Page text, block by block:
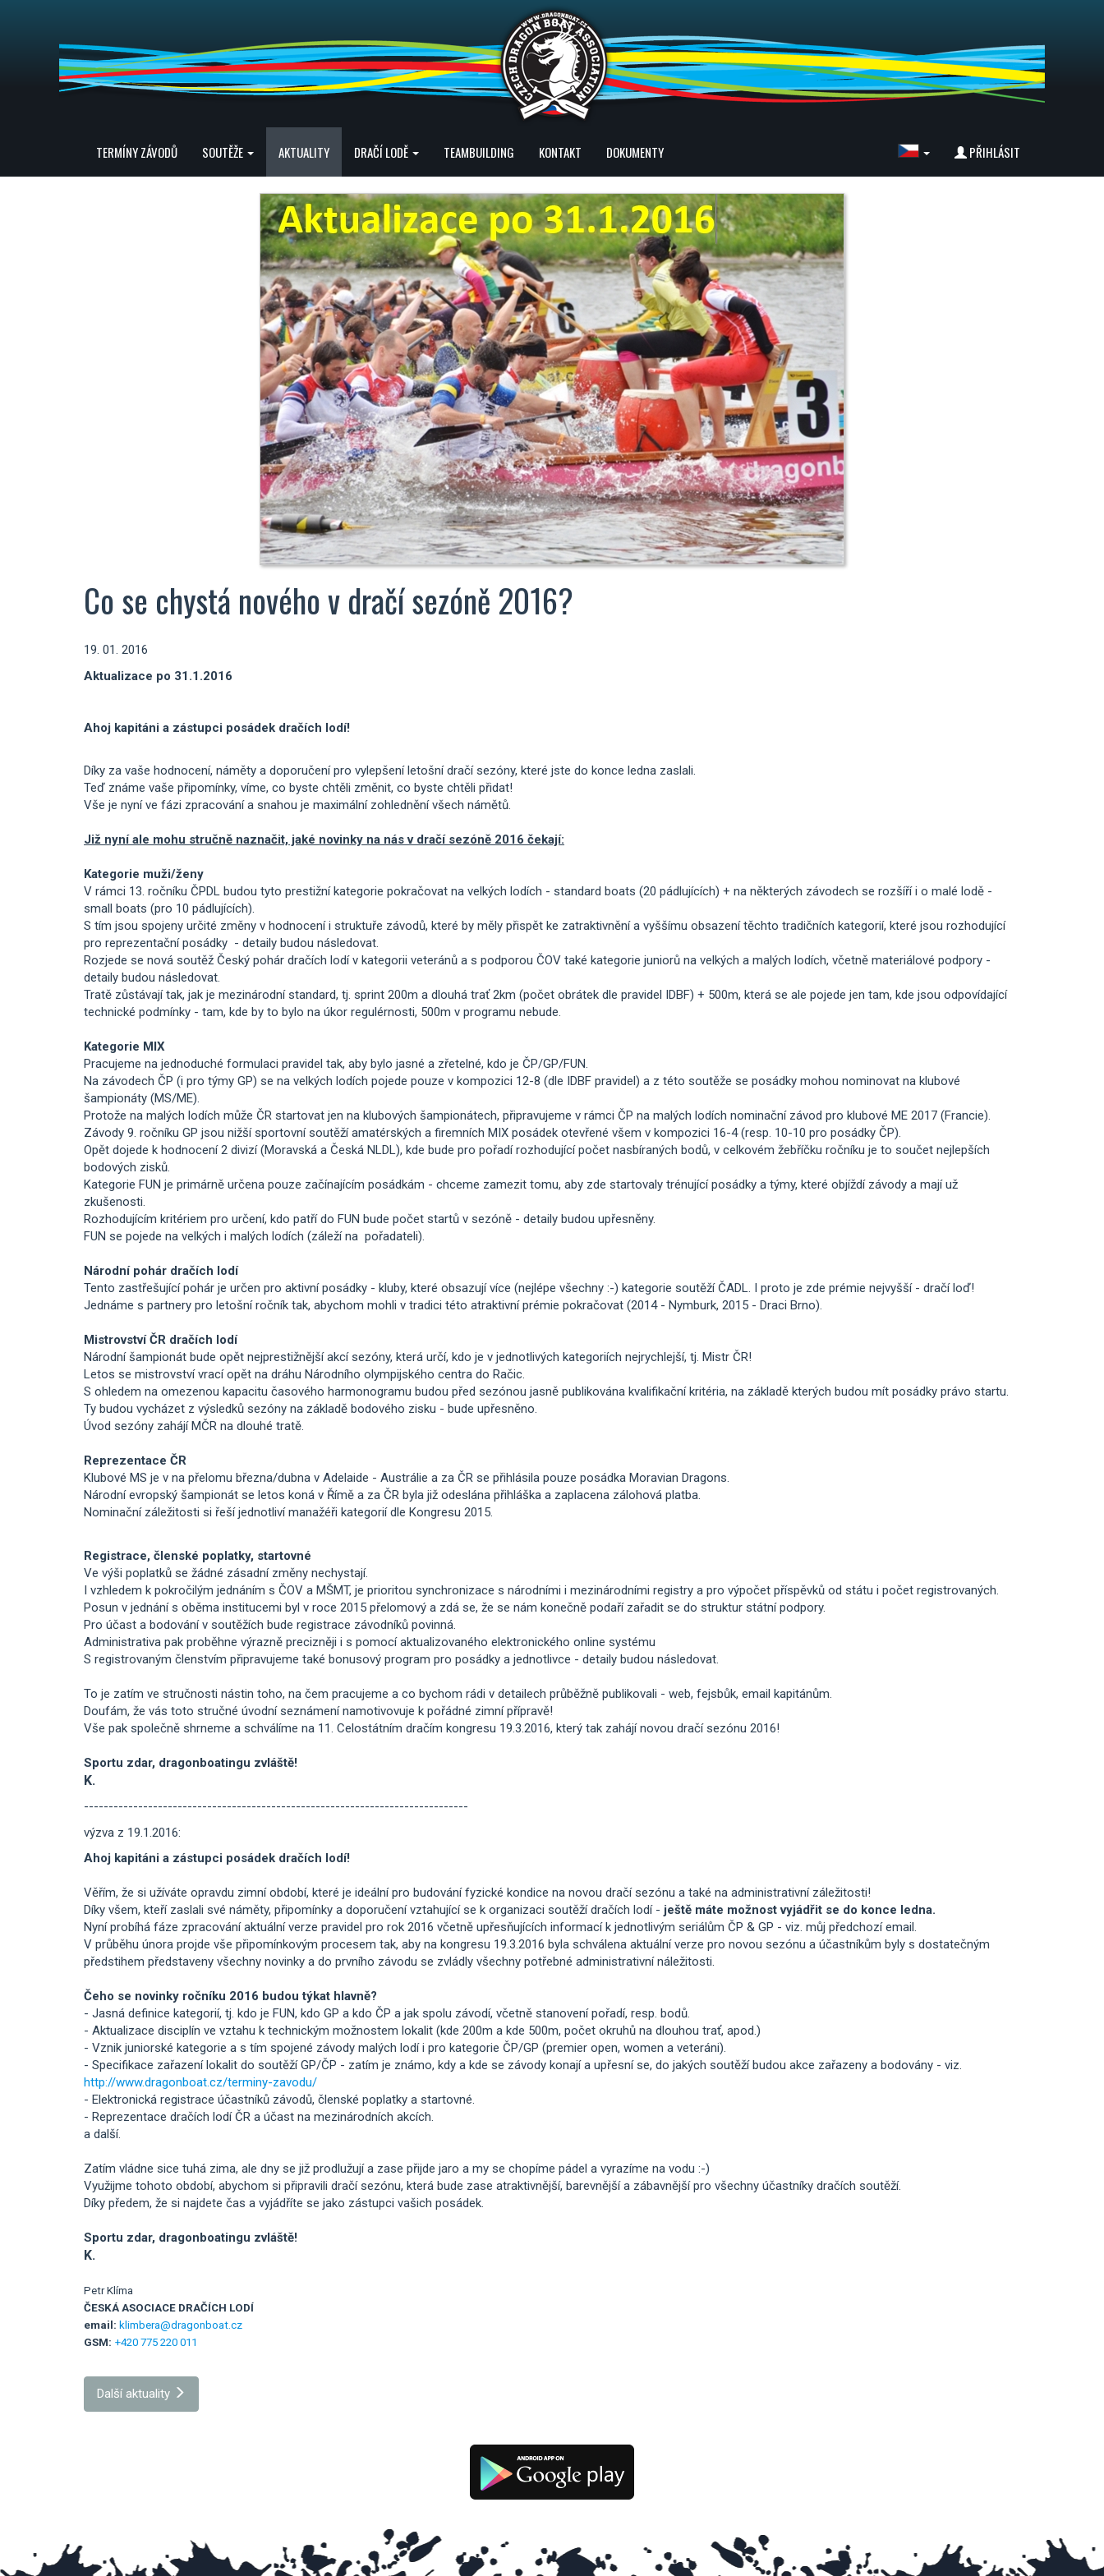
TERMÍNY ZÁVODŮ SOUTĚŽE AKTUALITY DRAČÍ LODĚ TEAMBUILDING KONTAKT DOKUMENTY PŘIHLÁSIT
Co se chystá nového v dračí sezóně 2016?
19. 01. 2016
Aktualizace po 31.1.2016
Ahoj kapitáni a zástupci posádek dračích lodí!
Díky za vaše hodnocení, náměty a doporučení pro vylepšení letošní dračí sezóny, které jste do konce ledna zaslali.
Teď známe vaše připomínky, víme, co byste chtěli změnit, co byste chtěli přidat!
Vše je nyní ve fázi zpracování a snahou je maximální zohlednění všech námětů.
Již nyní ale mohu stručně naznačit, jaké novinky na nás v dračí sezóně 2016 čekají:
Kategorie muži/ženy
V rámci 13. ročníku ČPDL budou tyto prestižní kategorie pokračovat na velkých lodích - standard boats (20 pádlujících) + na některých závodech se rozšíří i o malé lodě -
small boats (pro 10 pádlujících).
S tím jsou spojeny určité změny v hodnocení i struktuře závodů, které by měly přispět ke zatraktivnění a vyššímu obsazení těchto tradičních kategorií, které jsou rozhodující
pro reprezentační posádky - detaily budou následovat.
Rozjede se nová soutěž Český pohár dračích lodí v kategorii veteránů a s podporou ČOV také kategorie juniorů na velkých a malých lodích, včetně materiálové podpory -
detaily budou následovat.
Tratě zůstávají tak, jak je mezinárodní standard, tj. sprint 200m a dlouhá trať 2km (počet obrátek dle pravidel IDBF) + 500m, která se ale pojede jen tam, kde jsou odpovídající
technické podmínky - tam, kde by to bylo na úkor regulérnosti, 500m v programu nebude.
Kategorie MIX
Pracujeme na jednoduché formulaci pravidel tak, aby bylo jasné a zřetelné, kdo je ČP/GP/FUN.
Na závodech ČP (i pro týmy GP) se na velkých lodích pojede pouze v kompozici 12-8 (dle IDBF pravidel) a z této soutěže se posádky mohou nominovat na klubové
šampionáty (MS/ME).
Protože na malých lodích může ČR startovat jen na klubových šampionátech, připravujeme v rámci ČP na malých lodích nominační závod pro klubové ME 2017 (Francie).
Závody 9. ročníku GP jsou nižší sportovní soutěží amatérských a firemních MIX posádek otevřené všem v kompozici 16-4 (resp. 10-10 pro posádky ČP).
Opět dojede k hodnocení 2 divizí (Moravská a Česká NLDL), kde bude pro pořadí rozhodující počet nasbíraných bodů, v celkovém žebříčku ročníku je to součet nejlepších
bodových zisků.
Kategorie FUN je primárně určena pouze začínajícím posádkám - chceme zamezit tomu, aby zde startovaly trénující posádky a týmy, které objíždí závody a mají už
zkušenosti.
Rozhodujícím kritériem pro určení, kdo patří do FUN bude počet startů v sezóně - detaily budou upřesněny.
FUN se pojede na velkých i malých lodích (záleží na pořadateli).
Národní pohár dračích lodí
Tento zastřešující pohár je určen pro aktivní posádky - kluby, které obsazují více (nejlépe všechny :-) kategorie soutěží ČADL. I proto je zde prémie nejvyšší - dračí loď!
Jednáme s partnery pro letošní ročník tak, abychom mohli v tradici této atraktivní prémie pokračovat (2014 - Nymburk, 2015 - Draci Brno).
Mistrovství ČR dračích lodí
Národní šampionát bude opět nejprestižnější akcí sezóny, která určí, kdo je v jednotlivých kategoriích nejrychlejší, tj. Mistr ČR!
Letos se mistrovství vrací opět na dráhu Národního olympijského centra do Račic.
S ohledem na omezenou kapacitu časového harmonogramu budou před sezónou jasně publikována kvalifikační kritéria, na základě kterých budou mít posádky právo startu.
Ty budou vycházet z výsledků sezóny na základě bodového zisku - bude upřesněno.
Úvod sezóny zahájí MČR na dlouhé tratě.
Reprezentace ČR
Klubové MS je v na přelomu března/dubna v Adelaide - Austrálie a za ČR se přihlásila pouze posádka Moravian Dragons.
Národní evropský šampionát se letos koná v Římě a za ČR byla již odeslána přihláška a zaplacena zálohová platba.
Nominační záležitosti si řeší jednotliví manažéři kategorií dle Kongresu 2015.
Registrace, členské poplatky, startovné
Ve výši poplatků se žádné zásadní změny nechystají.
I vzhledem k pokročilým jednáním s ČOV a MŠMT, je prioritou synchronizace s národními i mezinárodními registry a pro výpočet příspěvků od státu i počet registrovaných.
Posun v jednání s oběma institucemi byl v roce 2015 přelomový a zdá se, že se nám konečně podaří zařadit se do struktur státní podpory.
Pro účast a bodování v soutěžích bude registrace závodníků povinná.
Administrativa pak proběhne výrazně precizněji i s pomocí aktualizovaného elektronického online systému
S registrovaným členstvím připravujeme také bonusový program pro posádky a jednotlivce - detaily budou následovat.
To je zatím ve stručnosti nástin toho, na čem pracujeme a co bychom rádi v detailech průběžně publikovali - web, fejsbůk, email kapitánům.
Doufám, že vás toto stručné úvodní seznámení namotivovuje k pořádné zimní přípravě!
Vše pak společně shrneme a schválíme na 11. Celostátním dračím kongresu 19.3.2016, který tak zahájí novou dračí sezónu 2016!
Sportu zdar, dragonboatingu zvláště!
K.
------------------------------------------------------------------------------
výzva z 19.1.2016:
Ahoj kapitáni a zástupci posádek dračích lodí!
Věřím, že si užíváte opravdu zimní období, které je ideální pro budování fyzické kondice na novou dračí sezónu a také na administrativní záležitosti!
Díky všem, kteří zaslali své náměty, připomínky a doporučení vztahující se k organizaci soutěží dračích lodí - ještě máte možnost vyjádřit se do konce ledna.
Nyní probíhá fáze zpracování aktuální verze pravidel pro rok 2016 včetně upřesňujících informací k jednotlivým seriálům ČP & GP - viz. můj předchozí email.
V průběhu února projde vše připomínkovým procesem tak, aby na kongresu 19.3.2016 byla schválena aktuální verze pro novou sezónu a účastníkům byly s dostatečným
předstihem představeny všechny novinky a do prvního závodu se zvládly všechny potřebné administrativní náležitosti.
Čeho se novinky ročníku 2016 budou týkat hlavně?
- Jasná definice kategorií, tj. kdo je FUN, kdo GP a kdo ČP a jak spolu závodí, včetně stanovení pořadí, resp. bodů.
- Aktualizace disciplín ve vztahu k technickým možnostem lokalit (kde 200m a kde 500m, počet okruhů na dlouhou trať, apod.)
- Vznik juniorské kategorie a s tím spojené závody malých lodí i pro kategorie ČP/GP (premier open, women a veteráni).
- Specifikace zařazení lokalit do soutěží GP/ČP - zatím je známo, kdy a kde se závody konají a upřesní se, do jakých soutěží budou akce zařazeny a bodovány - viz.
http://www.dragonboat.cz/terminy-zavodu/
- Elektronická registrace účastníků závodů, členské poplatky a startovné.
- Reprezentace dračích lodí ČR a účast na mezinárodních akcích.
a další.
Zatím vládne sice tuhá zima, ale dny se již prodlužují a zase přijde jaro a my se chopíme pádel a vyrazíme na vodu :-)
Využijme tohoto období, abychom si připravili dračí sezónu, která bude zase atraktivnější, barevnější a zábavnější pro všechny účastníky dračích soutěží.
Díky předem, že si najdete čas a vyjádříte se jako zástupci vašich posádek.
Sportu zdar, dragonboatingu zvláště!
K.
Petr Klíma
ČESKÁ ASOCIACE DRAČÍCH LODÍ
email: klimbera@dragonboat.cz
GSM: +420 775 220 011
Další aktuality